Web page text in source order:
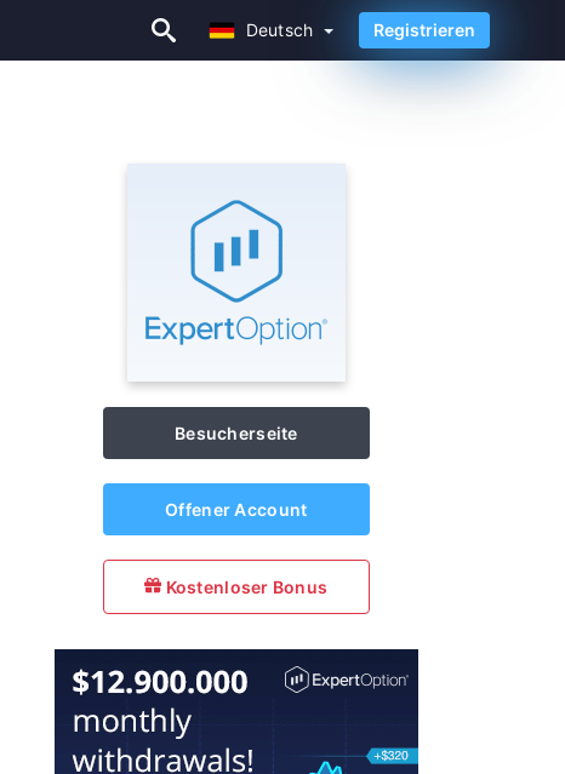
Deutsch
Deutsch Registrieren
Besucherseite
Offener Account
Kostenloser Bonus